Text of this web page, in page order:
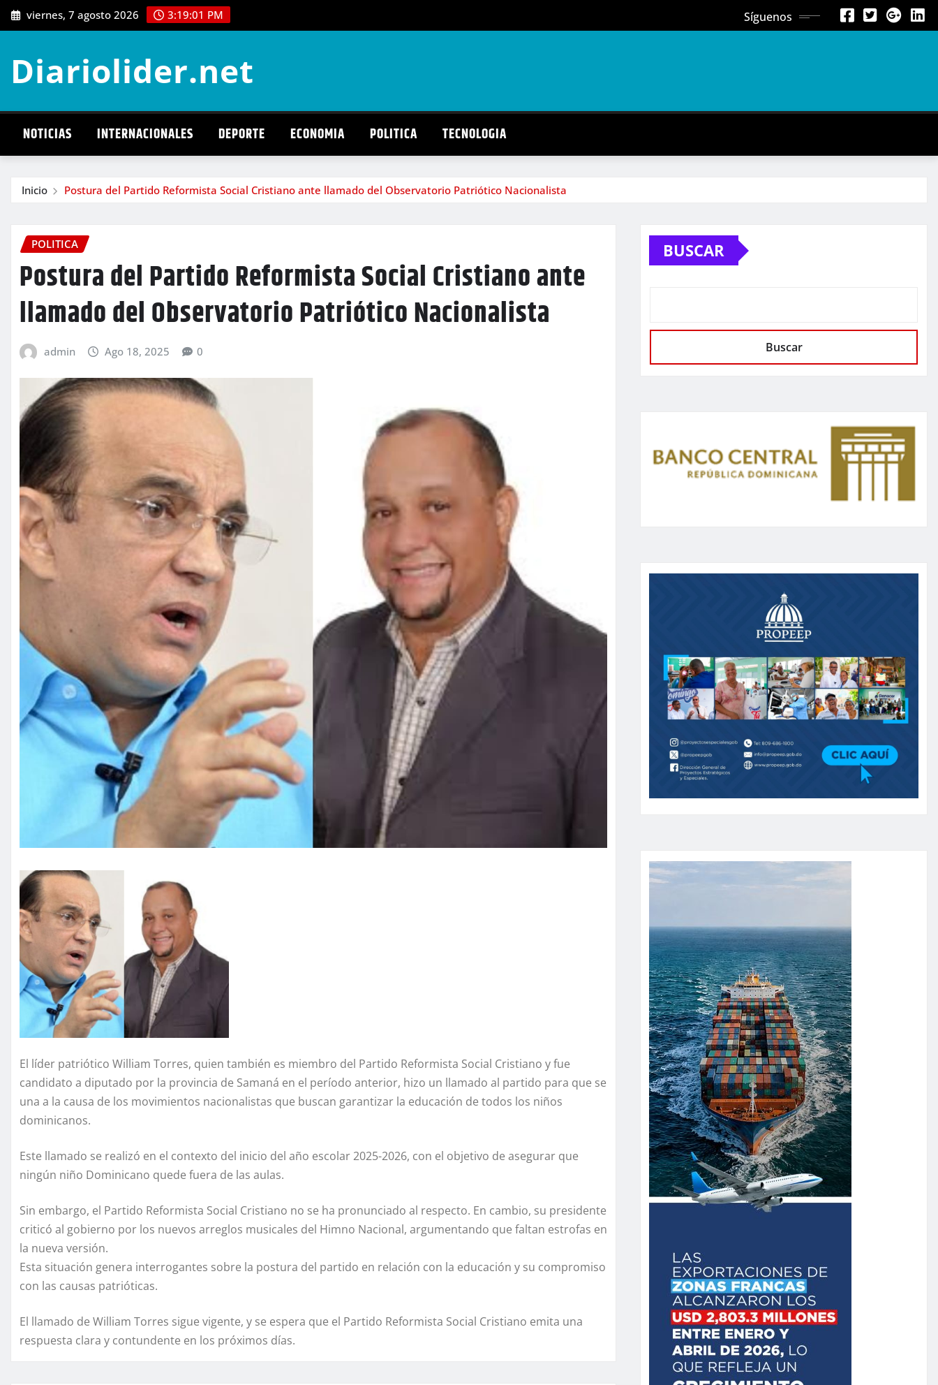
Saltar
al
viernes, 7 agosto 2026 3:19:02 PM Síguenos
Diariolider.net
NOTICIAS INTERNACIONALES DEPORTE ECONOMIA POLITICA TECNOLOGIA
Inicio Postura del Partido Reformista Social Cristiano ante llamado del Observatorio Patriótico Nacionalista
POLITICA
Postura del Partido Reformista Social Cristiano ante
llamado del Observatorio Patriótico Nacionalista
admin Ago 18, 2025 0
El líder patriótico William Torres, quien también es miembro del Partido Reformista Social Cristiano y fue
candidato a diputado por la provincia de Samaná en el período anterior, hizo un llamado al partido para que se
una a la causa de los movimientos nacionalistas que buscan garantizar la educación de todos los niños
dominicanos.
Este llamado se realizó en el contexto del inicio del año escolar 2025-2026, con el objetivo de asegurar que
ningún niño Dominicano quede fuera de las aulas.
Sin embargo, el Partido Reformista Social Cristiano no se ha pronunciado al respecto. En cambio, su presidente
criticó al gobierno por los nuevos arreglos musicales del Himno Nacional, argumentando que faltan estrofas en
la nueva versión.
Esta situación genera interrogantes sobre la postura del partido en relación con la educación y su compromiso
con las causas patrióticas.
El llamado de William Torres sigue vigente, y se espera que el Partido Reformista Social Cristiano emita una
respuesta clara y contundente en los próximos días.
BUSCAR
Buscar